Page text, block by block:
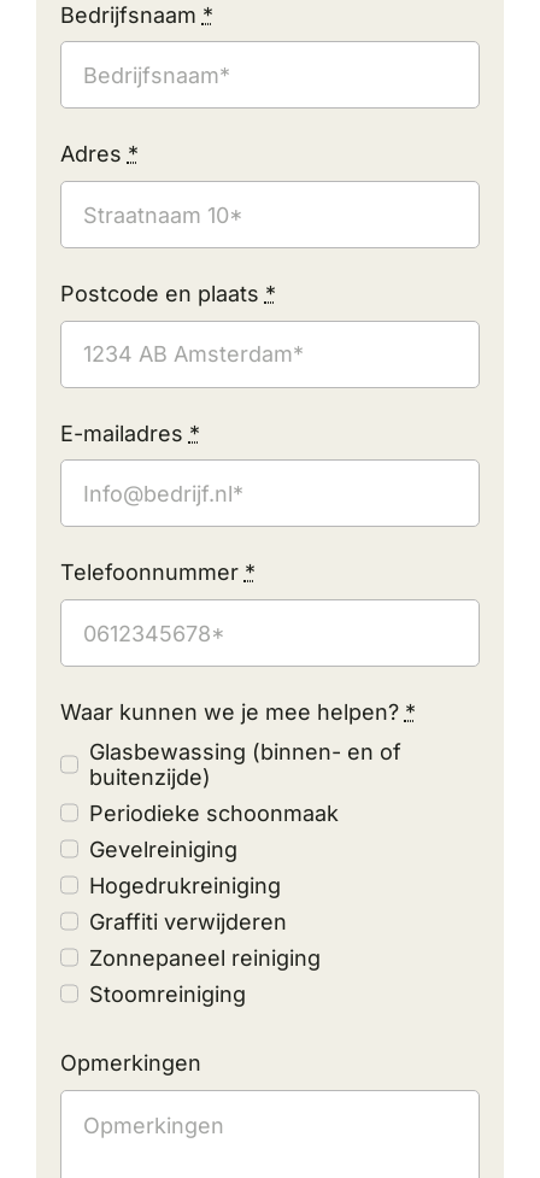
Bedrijfsnaam *
Adres *
Postcode en plaats *
E-mailadres *
Telefoonnummer *
Waar kunnen we je mee helpen? *
Glasbewassing (binnen- en of
buitenzijde)
Periodieke schoonmaak
Gevelreiniging
Hogedrukreiniging
Graffiti verwijderen
Zonnepaneel reiniging
Stoomreiniging
Opmerkingen